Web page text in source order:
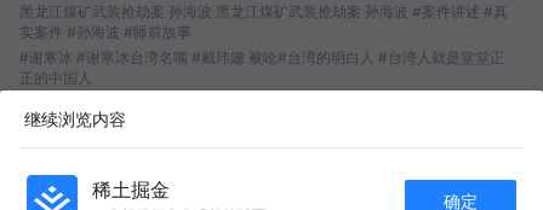
黑龙江煤矿武装抢劫案 孙海波 黑龙江煤矿武装抢劫案 孙海波 #案件讲述 #真
实案件 #孙海波 #睡前故事
#谢寒冰 #谢寒冰台湾名嘴 #戴玮姗 被呛#台湾的明白人 #台湾人就是堂堂正
正的中国人
内存条两年翻倍涨价！原来我们都在给 AI 交“算力税”！
快速看完两把潮汐监狱跑刀思路 #三角洲行动 #青年创作者成长计划
现在攒的每一分钱是未来的底气和保障#保险柜#存钱#攒钱#钱是最可靠的东
西#人民币呀人民币
继续浏览内容
稀土掘金 确定